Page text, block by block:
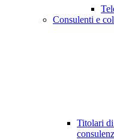
Consulenti e
Titolari